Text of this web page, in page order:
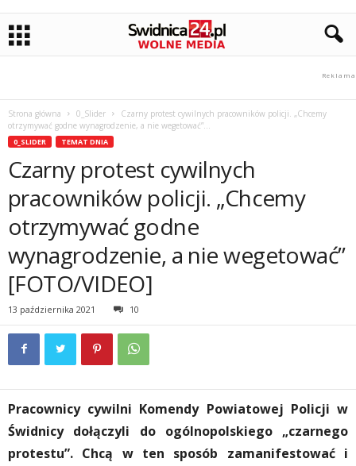
Strona główna 0_Slider
Czarny protest cywilnych pracowników policji. „Chcemy
otrzymywać godne wynagrodzenie, a nie wegetować”...
0_SLIDER TEMAT DNIA
Czarny protest cywilnych
pracowników policji. „Chcemy
otrzymywać godne
wynagrodzenie, a nie wegetować”
[FOTO/VIDEO]
13 października 2021 10
Pracownicy cywilni Komendy Powiatowej Policji w
Świdnicy dołączyli do ogólnopolskiego „czarnego
protestu”. Chcą w ten sposób zamanifestować i